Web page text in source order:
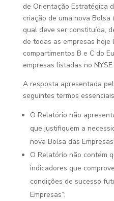
de Orientação Estratégica
criação de uma nova Bolsa
qual deve ser constituída,
de todas as empresas hoje
compartimentos B e C do
empresas listadas no
A resposta apresentada
seguintes termos
O Relatório não
que justifiquem a
nova Bolsa das Empresas;
O Relatório não contém
indicadores que
condições de sucesso
Empresas”;